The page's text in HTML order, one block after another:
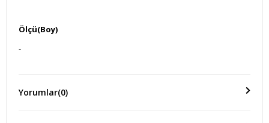
Ölçü(Boy)
-
Yorumlar(0)